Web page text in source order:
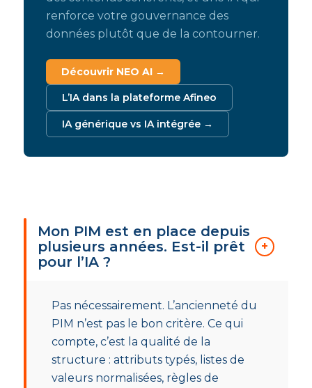
renforce votre gouvernance des
données plutôt que de la contourner.
Découvrir NEO AI →
L’IA dans la plateforme Afineo
IA générique vs IA intégrée →
Mon PIM est en place depuis
plusieurs années. Est-il prêt
pour l’IA ?
Pas nécessairement. L’ancienneté du
PIM n’est pas le bon critère. Ce qui
compte, c’est la qualité de la
structure : attributs typés, listes de
valeurs normalisées, règles de